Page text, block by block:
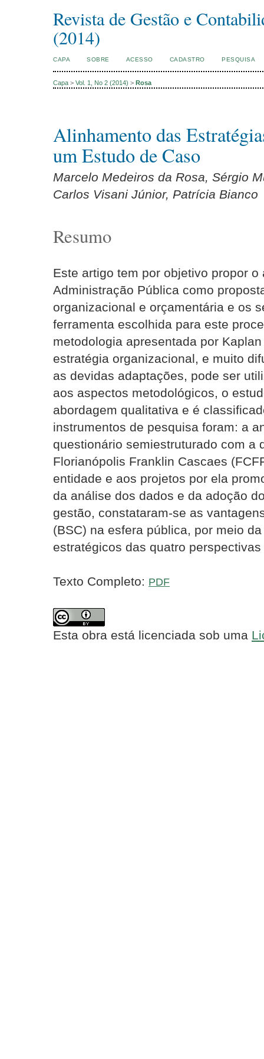
Revista de Gestão e
(2014)
CAPA SOBRE ACESSO CADASTRO PESQUISA
Capa > Vol. 1, No 2 (2014) > Rosa
Alinhamento das
um Estudo de Caso
Marcelo Medeiros da Rosa, Sérgio
Carlos Visani Júnior, Patrícia Bianco
Resumo
Este artigo tem por objetivo propor
Administração Pública como
organizacional e orçamentária e os
ferramenta escolhida para este
metodologia apresentada por
estratégia organizacional, e muito
as devidas adaptações, pode ser
aos aspectos metodológicos, o
abordagem qualitativa e é
instrumentos de pesquisa foram: a
questionário semiestruturado com a
Florianópolis Franklin Cascaes
entidade e aos projetos por ela
da análise dos dados e da adoção
gestão, constataram-se as
(BSC) na esfera pública, por meio
estratégicos das quatro
Texto Completo: PDF
Esta obra está licenciada sob uma